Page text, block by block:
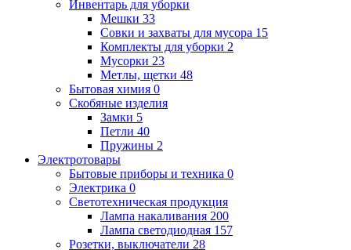
Инвентарь для уборки
Мешки 33
Совки и захваты для мусора 15
Комплекты для уборки 2
Мусорки 23
Метлы, щетки 48
Бытовая химия 0
Скобяные изделия
Замки 5
Петли 40
Пружины 2
Электротовары
Бытовые приборы и техника 0
Электрика 0
Cветотехническая продукция
Лампа накаливания 200
Лампа светодиодная 157
Розетки, выключатели 28